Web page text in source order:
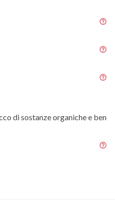
di sostanze organiche e ben